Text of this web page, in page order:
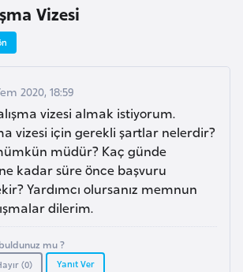
Vizesi
2020, 18:59
vizesi almak istiyorum.
vizesi için gerekli şartlar nelerdir?
müdür? Kaç günde
kadar süre önce başvuru
Yardımcı olursanız memnun
dilerim.
mu ?
(0) Yanıt Ver